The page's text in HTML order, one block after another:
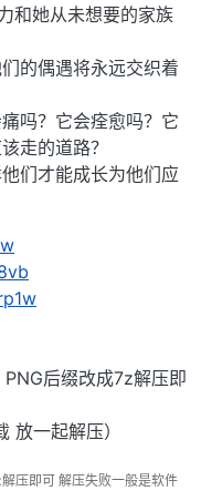
和她从未想要的家族
的偶遇将永远交织着
吗？它会痊愈吗？它
走的道路？
们才能成长为他们应
后缀改成7z解压即
放一起解压）
压即可 解压失败一般是软件